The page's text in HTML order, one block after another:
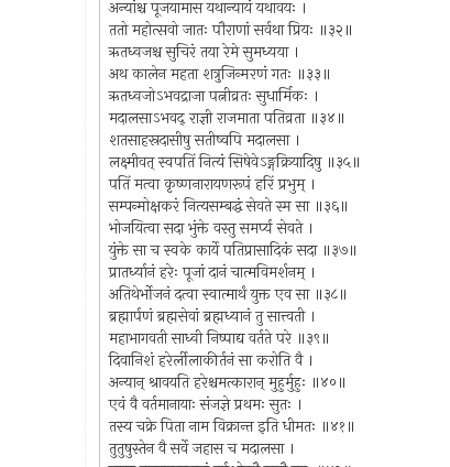
अन्यांश्च पूजयामास यथान्यायं यथावयः ।
ततो महोत्सवो जातः पौराणां सर्वथा प्रियः ॥३२॥
ऋतध्वजश्च सुचिरं तया रेमे सुमध्यया ।
अथ कालेन महता शत्रुजिन्मरणं गतः ॥३३॥
ऋतध्वजोऽभवद्राजा पत्नीव्रतः सुधार्मिकः ।
मदालसाऽभवद् राज्ञी राजमाता पतिव्रता ॥३४॥
शतसाहस्रदासीषु सतीष्वपि मदालसा ।
लक्ष्मीवत् स्वपतिं नित्यं सिषेवेऽङ्गक्रियादिषु ॥३५॥
पतिं मत्वा कृष्णनारायणरूपं हरिं प्रभुम् ।
सम्पन्मोक्षकरं नित्यसम्बद्धं सेवते स्म सा ॥३६॥
भोजयित्वा सदा भुंक्ते वस्तु समर्प्य सेवते ।
युंक्ते सा च स्वके कार्ये पतिप्रासादिकं सदा ॥३७॥
प्रातर्ध्यानं हरेः पूजां दानं चात्मविमर्शनम् ।
अतिथेर्भोजनं दत्वा स्वात्मार्थं युक्त एव सा ॥३८॥
ब्रह्मार्पणं ब्रह्मसेवां ब्रह्मध्यानं तु सात्त्वती ।
महाभागवती साध्वी निष्पाद्य वर्तते परे ॥३९॥
दिवानिशं हरेर्लीलाकीर्तनं सा करोति वै ।
अन्यान् श्रावयति हरेश्चमत्कारान् मुहुर्मुहुः ॥४०॥
एवं वै वर्तमानायाः संजज्ञे प्रथमः सुतः ।
तस्य चक्रे पिता नाम विक्रान्त इति धीमतः ॥४१॥
तुतुषुस्तेन वै सर्वे जहास च मदालसा ।